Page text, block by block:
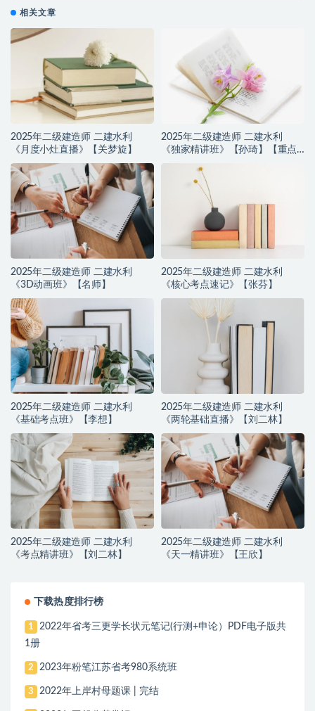
相关文章
2025年二级建造师 二建水利
《月度小灶直播》【关梦旋】
2025年二级建造师 二建水利
《独家精讲班》【孙琦】【重点
2025年二级建造师 二建水利
《3D动画班》【名师】
2025年二级建造师 二建水利
《核心考点速记》【张芬】
2025年二级建造师 二建水利
《基础考点班》【李想】
2025年二级建造师 二建水利
《两轮基础直播》【刘二林】
2025年二级建造师 二建水利
《考点精讲班》【刘二林】
2025年二级建造师 二建水利
《天一精讲班》【王欣】
下载热度排行榜
1
2022年省考三更学长状元笔记(行测+申论）PDF电子版共
1册
2 2023年粉笔江苏省考980系统班
3 2022年上岸村母题课 | 完结